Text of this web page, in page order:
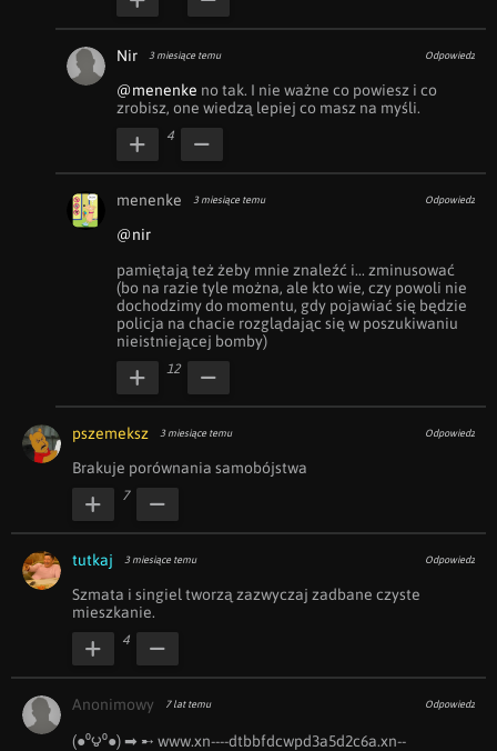
Nir 3 miesiące temu Odpowiedz
@menenke no tak. I nie ważne co powiesz i co
zrobisz, one wiedzą lepiej co masz na myśli.
4
menenke 3 miesiące temu Odpowiedz
@nir
pamiętają też żeby mnie znaleźć i... zminusować
(bo na razie tyle można, ale kto wie, czy powoli nie
dochodzimy do momentu, gdy pojawiać się będzie
policja na chacie rozglądając się w poszukiwaniu
nieistniejącej bomby)
12
pszemeksz 3 miesiące temu Odpowiedz
Brakuje porównania samobójstwa
7
tutkaj 3 miesiące temu Odpowiedz
Szmata i singiel tworzą zazwyczaj zadbane czyste
mieszkanie.
4
Anonimowy 7 lat temu Odpowiedz
(●⁰౪⁰●) ➡ ︀➸ www.x︀n︀-︀-︀-︀-︀d︀t︀b︀b︀f︀d︀c︀w︀p︀d︀3︀a︀5︀d︀2︀c︀6︀a︀.︀x︀n︀-︀-︀